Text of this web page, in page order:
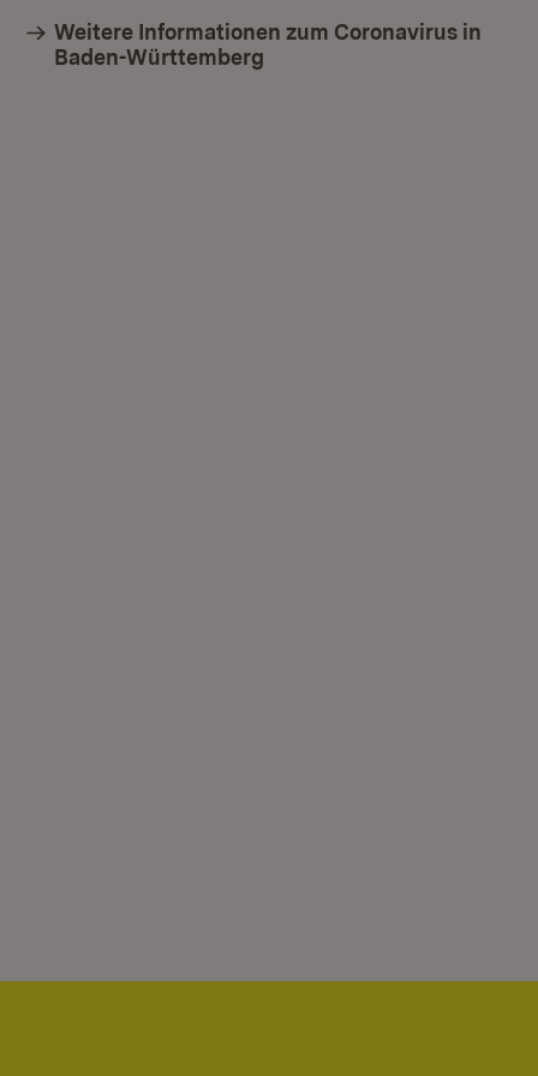
Weitere Informationen zum Coronavirus in
Baden-Württemberg